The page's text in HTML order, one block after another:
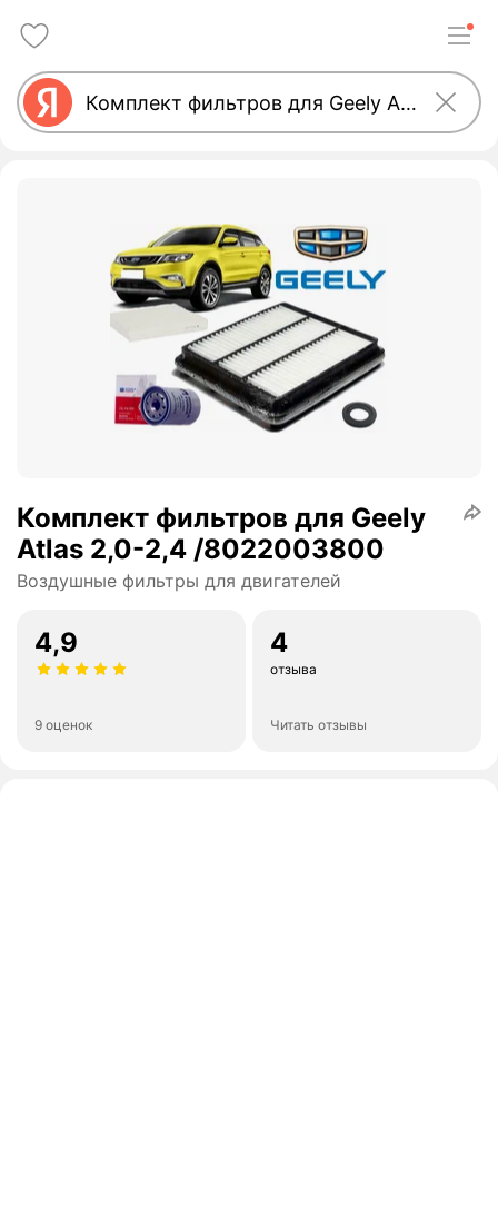
Комплект фильтров для Geely
Atlas 2,0-2,4 /8022003800
Воздушные фильтры для двигателей
4,9
9 оценок
4
отзыва
Читать отзывы